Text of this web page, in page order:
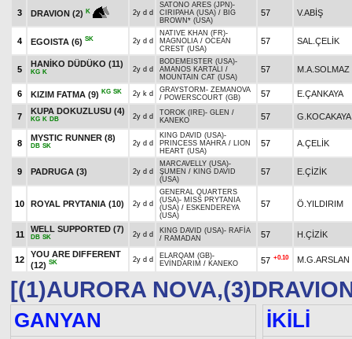
3 DRAVION (2) K 2y d d
SATONO ARES (JPN)-
CIRIPAHA (USA) / BIG
BROWN* (USA)
57 V.ABİŞ
4 EGOISTA (6) SK 2y d d
NATIVE KHAN (FR)-
MAGNOLIA / OCEAN
CREST (USA)
57 SAL.ÇELİK
5
HANİKO DÜDÜKO (11)
KG K 2y d d
BODEMEISTER (USA)-
AMANOS KARTALI /
MOUNTAIN CAT (USA)
57 M.A.SOLMAZ
6 KIZIM FATMA (9) KG SK 2y k d GRAYSTORM - ZEMANOVA
/ POWERSCOURT (GB) 57 E.ÇANKAYA
7
KUPA DOKUZLUSU (4)
KG K DB 2y d d TOROK (IRE)- GLEN /
KANEKO
57 G.KOCAKAYA
8
MYSTIC RUNNER (8)
DB SK 2y d d
KING DAVID (USA)-
PRINCESS MAHRA / LION
HEART (USA)
57 A.ÇELİK
9 PADRUGA (3) 2y d d
MARCAVELLY (USA)-
ŞUMEN / KING DAVID
(USA)
57 E.ÇİZİK
10 ROYAL PRYTANIA (10) 2y d d
GENERAL QUARTERS
(USA)- MISS PRYTANIA
(USA) / ESKENDEREYA
(USA)
57 Ö.YILDIRIM
11
WELL SUPPORTED (7)
DB SK 2y d d KING DAVID (USA)- RAFİA
/ RAMADAN 57 H.ÇİZİK
12
YOU ARE DIFFERENT
(12) SK 2y d d ELARQAM (GB)-
EVİNDARIM / KANEKO 57 +0.10 M.G.ARSLAN
[(1)AURORA
GANYAN
İKİLİ